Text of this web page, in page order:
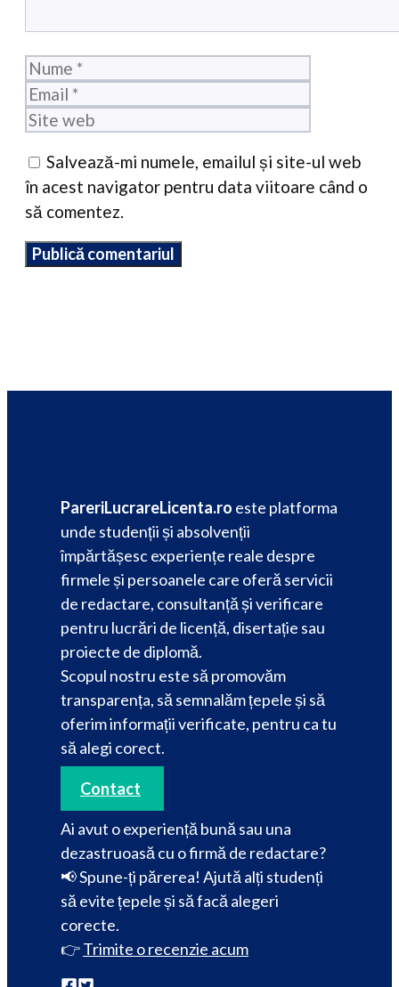
Nume
Salvează-mi numele, emailul și site-ul web
în acest navigator pentru data viitoare când o
să comentez.
PareriLucrareLicenta.ro este platforma
unde studenții și absolvenții
împărtășesc experiențe reale despre
firmele și persoanele care oferă servicii
de redactare, consultanță și verificare
pentru lucrări de licență, disertație sau
proiecte de diplomă.
Scopul nostru este să promovăm
transparența, să semnalăm țepele și să
oferim informații verificate, pentru ca tu
să alegi corect.
Contact
Ai avut o experiență bună sau una
dezastruoasă cu o firmă de redactare?
📢 Spune-ți părerea! Ajută alți studenți
să evite țepele și să facă alegeri
corecte.
👉Trimite o recenzie acum